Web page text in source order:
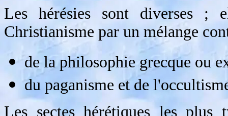
Les hérésies sont diverses ;
Christianisme par un mélange
de la philosophie grecque ou
du paganisme et de
Les sectes hérétiques les plus